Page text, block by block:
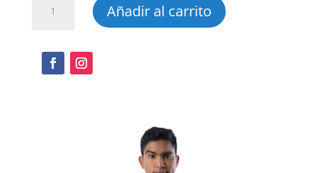
Nivel
Añadir al carrito